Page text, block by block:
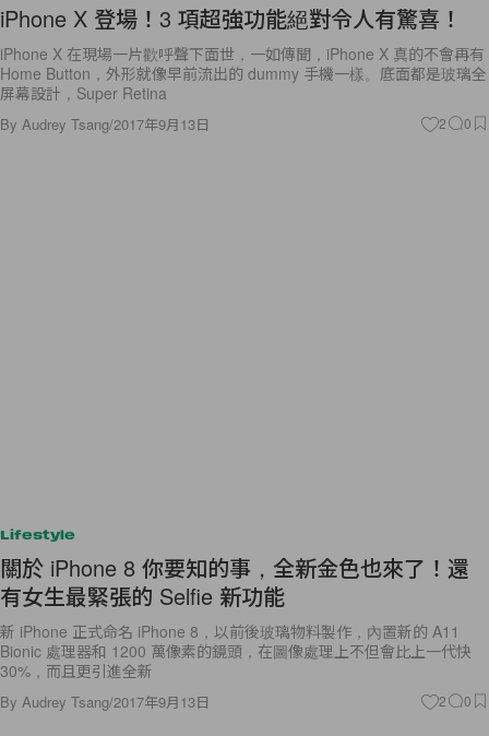
iPhone X 登場！3 項超強功能絕對令人有驚喜！
iPhone X 在現場一片歡呼聲下面世，一如傳聞，iPhone X 真的不會再有
Home Button，外形就像早前流出的 dummy 手機一樣。底面都是玻璃全
屏幕設計，Super Retina
By Audrey Tsang/2017年9月13日 2 0
Lifestyle
關於 iPhone 8 你要知的事，全新金色也來了！還
有女生最緊張的 Selfie 新功能
新 iPhone 正式命名 iPhone 8，以前後玻璃物料製作，內置新的 A11
Bionic 處理器和 1200 萬像素的鏡頭，在圖像處理上不但會比上一代快
30%，而且更引進全新
By Audrey Tsang/2017年9月13日 2 0